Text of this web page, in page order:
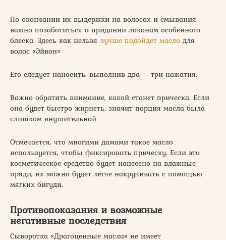
По окончании их выдержки на волосах и смывания
важно позаботиться о придании локонам особенного
блеска. Здесь как нельзя лучше подойдет масло для
волос «Эйвон»
Его следует наносить, выполнив два – три нажатия.
Важно обратить внимание, какой станет прическа. Если
она будет быстро жирнеть, значит порция масла была
слишком внушительной
Отмечается, что многими дамами такое масло
используется, чтобы фиксировать прическу. Если это
косметическое средство будет нанесено на влажные
пряди, их можно будет легче накручивать с помощью
мягких бигуди.
Противопоказания и возможные
негативные последствия
Сыворотка «Драгоценные масла» не имеет